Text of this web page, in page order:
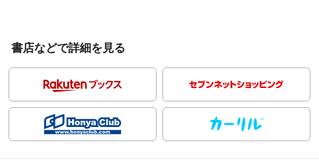
書店などで詳細を見る